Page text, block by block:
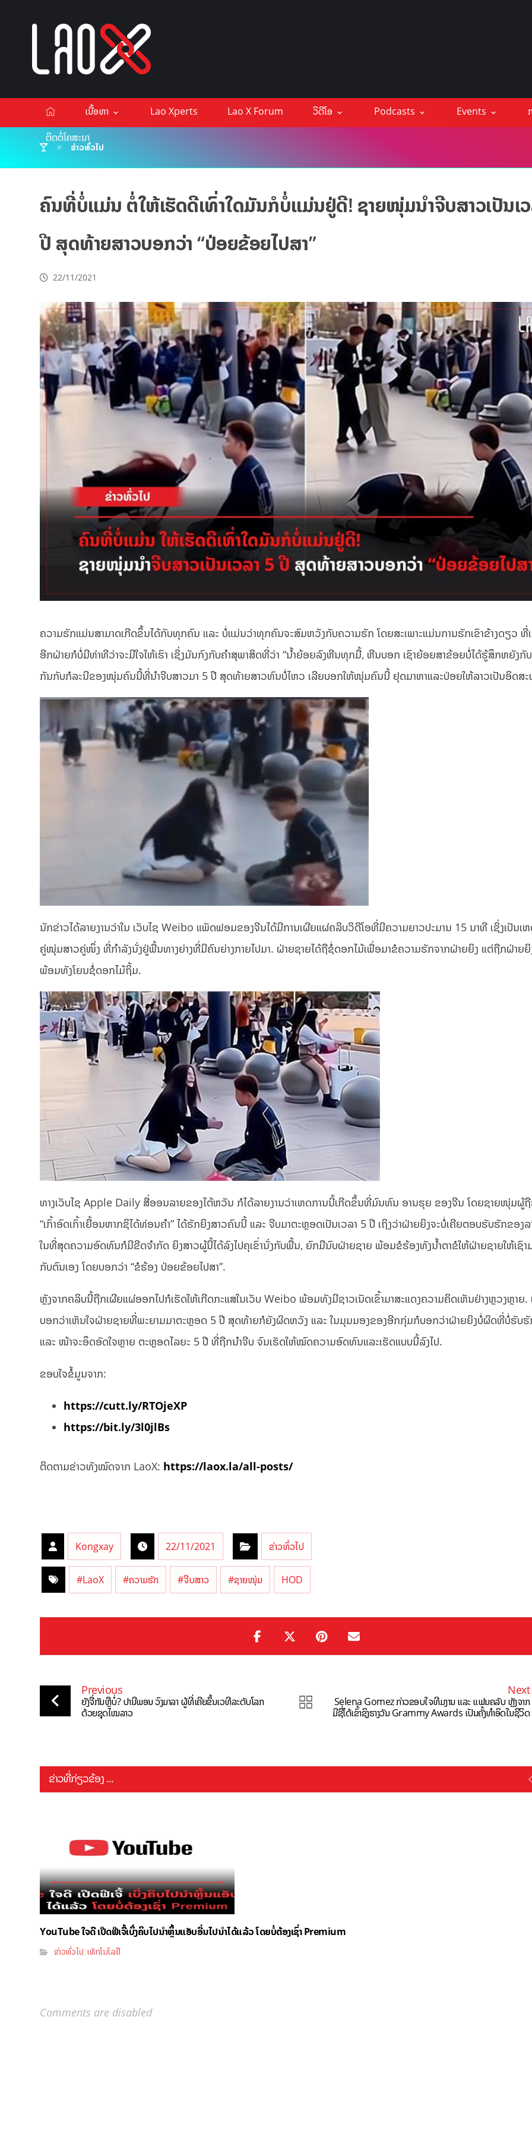
ເນື້ອຫາ Lao Xperts Lao X Forum ວິດີໂອ Podcasts Events
ຕິດຕໍ່ໂຄສະນາ
ຂ່າວທົ່ວໄປ
ຄົນທີ່ບໍ່ແມ່ນ ຕໍ່ໃຫ້ເຮັດດີເທົ່າໃດມັນກໍບໍ່ແມ່ນຢູ່ດີ! ຊາຍໜຸ່ມນຳຈີບສາວເປັນເ
ປີ ສຸດທ້າຍສາວບອກວ່າ “ປ່ອຍຂ້ອຍໄປສາ”
22/11/2021
ຄວາມຮັກແມ່ນສາມາດເກີດຂຶ້ນໄດ້ກັບທຸກຄົນ ແລະ ບໍ່ແມ່ນວ່າທຸກຄົນຈະສົມຫວັງກັບຄວາມຮັກ ໂດຍສະເພາະແມ່ນການຮັກເຂົາຂ້າງດຽວ ທີ່ເ
ອີກຝ່າຍກໍບໍ່ມີທ່າທີວ່າຈະມີໃຈໃຫ້ເຮົາ ເຊິ່ງມັນກົງກັບຄຳສຸພາສິດທີ່ວ່າ “ນ້ຳຍ້ອຍລົງຫີນທຸກມື້, ຫີນບອກ ເຊົາຍ້ອຍສາຂ້ອຍບໍ່ໄດ້ຮູ້ສຶກຫຍັງກັບ
ກັນກັບກໍລະນີຂອງໜຸ່ມຄົນນີ້ທີ່ນຳຈີບສາວມາ 5 ປີ ສຸດທ້າຍສາວທົນບໍ່ໄຫວ ເລີຍບອກໃຫ້ໜຸ່ມຄົນນີ້ ຢຸດມາຫາແລະປ່ອຍໃຫ້ລາວເປັນອິດສະ
ນັກຂ່າວໄດ້ລາຍງານວ່າໃນ ເວັບໄຊ Weibo ແພັດຟອມຂອງຈີນໄດ້ມີການເຜີຍແຜ່ຄລິບວິດີໂອທີ່ມີຄວາມຍາວປະມານ 15 ນາທີ ເຊິ່ງເປັນເ
ຄູ່ໜຸ່ມສາວຄູ່ໜຶ່ງ ທີ່ກຳລັງນັ່ງຢູ່ພື້ນທາງຍ່າງທີ່ມີຄົນຍ່າງກາຍໄປມາ. ຝ່າຍຊາຍໄດ້ຖືຊໍ່ດອກໄມ້ເພື່ອມາຂໍຄວາມຮັກຈາກຝ່າຍຍິງ ແຕ່ຖືກຝ່າຍຍິ
ພ້ອມທັງໂຍນຊໍ່ດອກໄມ້ຖິ້ມ.
ທາງເວັບໄຊ Apple Daily ສື່ອອນລາຍຂອງໄຕ້ຫວັນ ກໍໄດ້ລາຍງານວ່າເຫດການນີ້ເກີດຂຶ້ນທີ່ມົນທົນ ອານຮຸຍ ຂອງຈີນ ໂດຍຊາຍໜຸ່ມຜູ້
“ເກົ້າອົດເກົ້າເຍື້ອນຫາກຊິໄດ້ທ່ອນຄຳ” ໄດ້ຮັກຍິງສາວຄົນນີ້ ແລະ ຈີບມາຕະຫຼອດເປັນເວລາ 5 ປີ ເຖິງວ່າຝ່າຍຍິງຈະບໍ່ເຄີຍຕອບຮັບຮັກຂອງລ
ໃນທີ່ສຸດຄວາມອົດທົນກໍມີຂີດຈໍາກັດ ຍິງສາວຜູ້ນີ້ໄດ້ລົງໄປຄຸເຂົ່ານັ່ງກັບພື້ນ, ຍົກມືນົບຝ່າຍຊາຍ ພ້ອມຂໍຮ້ອງທັງນໍ້າຕາຂໍໃຫ້ຝ່າຍຊາຍໃຫ້ເຊົາ
ກັບຕົນເອງ ໂດຍບອກວ່າ “ຂໍຮ້ອງ ປ່ອຍຂ້ອຍໄປສາ”.
ຫຼັງຈາກຄລິບນີ້ຖືກເຜີຍແຜ່ອອກໄປກໍເຮັດໃຫ້ເກີດກະແສໃນເວັບ Weibo ພ້ອມທັງມີຊາວເນັດເຂົ້າມາສະແດງຄວາມຄິດເຫັນຢ່າງຫຼວງຫຼາຍ
ບອກວ່າເຫັນໃຈຝ່າຍຊາຍທີ່ພະຍາມມາຕະຫຼອດ 5 ປີ ສຸດທ້າຍກໍຍັງຜິດຫວັງ ແລະ ໃນມຸມມອງຂອງອີກກຸ່ມກໍບອກວ່າຝ່າຍຍິງບໍ່ຜິດທີ່ບໍ່ຮັບ
ແລະ ໜ້າຈະອຶດອັດໃຈຫຼາຍ ຕະຫຼອດໄລຍະ 5 ປີ ທີ່ຖືກນໍາຈີບ ຈົນເຮັດໃຫ້ໝົດຄວາມອົດທົນແລະເຮັດແບບນີ້ລົງໄປ.
ຂອບໃຈຂໍ້ມູນຈາກ:
https://cutt.ly/RTOjeXP
https://bit.ly/3l0jlBs
ຕິດຕາມຂ່າວທັງໝົດຈາກ LaoX: https://laox.la/all-posts/
Kongxay 22/11/2021 ຂ່າວທົ່ວໄປ
#LaoX #ຄວາມຮັກ #ຈີບສາວ #ຊາຍໜຸ່ມ HOD
Previous
ຍັງຈື່ກັນຫຼືບໍ່? ປານີພອນ ວົງມາລາ ຜູ້ທີ່ເຄີຍຂຶ້ນເວທີລະດັບໂລກ
ດ້ວຍຊຸດໄໝລາວ
Next
Selena Gomez ກ່າວຂອບໃຈທີມງານ ແລະ ແຟນຄລັບ ຫຼັງຈາກ
ມີຊື່ໄດ້ເຂົ້າຊິງຮາງວັນ Grammy Awards ເປັນຄັ້ງທຳອິດໃນຊີວິດ
ຂ່າວທີ່ກ່ຽວຂ້ອງ ...
YouTube ໃຈດີ ເປີດຟີເຈີ້ເບິ່ງຄິບໄປນຳຫຼິ້ນແອັບອື່ນໄປນຳໄດ້ແລ້ວ ໂດຍບໍ່ຕ້ອງເຊົ່າ Premium
ຂ່າວທົ່ວໄປ,ເທັກໂນໂລຢີ
Comments are disabled